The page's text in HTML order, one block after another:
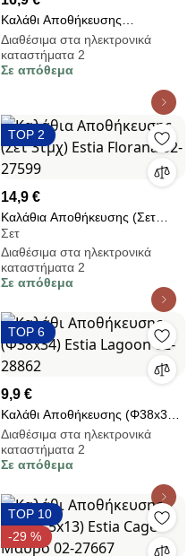
Καλάθι Αποθήκευσης
(35x30x25) Estia Florana 02-
27940
Διαθέσιμα στα ηλεκτρονικά
καταστήματα 2
Σε απόθεμα
TOP 2
14,9 €
Καλάθια Αποθήκευσης (Σετ
3τμχ) Estia Florana 02-27599
Σετ
Διαθέσιμα στα ηλεκτρονικά
καταστήματα 2
Σε απόθεμα
TOP 6
9,9 €
Καλάθι Αποθήκευσης (Φ38x34)
Estia Lagoon 02-28862
Διαθέσιμα στα ηλεκτρονικά
καταστήματα 2
Σε απόθεμα
TOP 10
-29 %